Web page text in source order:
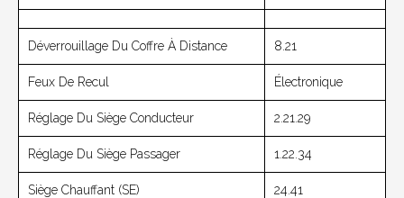
Déverrouillage Du Coffre À Distance 8.21
Feux De Recul Électronique
Réglage Du Siège Conducteur 2.21.29
Réglage Du Siège Passager 1.22.34
Siège Chauffant (SE) 24.41